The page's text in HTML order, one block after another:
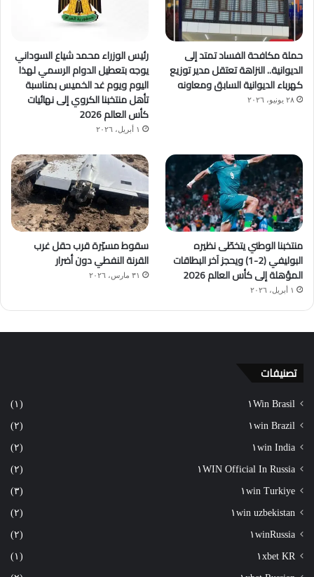
حملة مكافحة الفساد تمتد إلى
الديوانية.. النزاهة تعتقل مدير توزيع
كهرباء الديوانية السابق ومعاونه
٢٨ يونيو، ٢٠٢٦
رئيس الوزراء محمد شياع السوداني
يوجه بتعطيل الدوام الرسمي لهذا
اليوم ويوم غد الخميس بمناسبة
تأهل منتخبنا الكروي إلى نهائيات
كأس العالم 2026
١ أبريل، ٢٠٢٦
منتخبنا الوطني يتخطّى نظيره
البوليفي (2-1) ويحجز آخر البطاقات
المؤهلة إلى كأس العالم 2026
١ أبريل، ٢٠٢٦
سقوط مسيّرة قرب حقل غرب
القرنة النفطي دون أضرار
٣١ مارس، ٢٠٢٦
تصنيفات
١Win Brasil (١)
١win Brazil (٢)
١win India (٢)
١WIN Official In Russia (٢)
١win Turkiye (٣)
١win uzbekistan (٢)
١winRussia (٢)
١xbet KR (١)